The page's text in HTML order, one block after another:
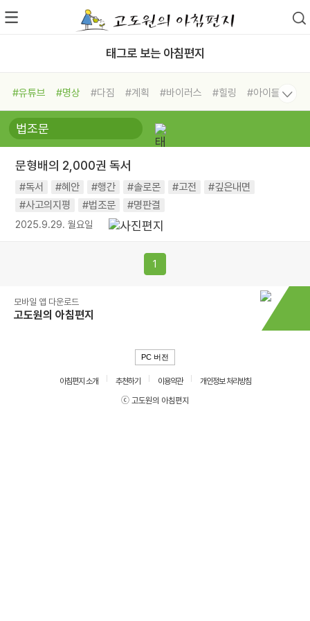
태그로 보는 아침편지
#유튜브 #명상 #다짐 #계획 #바이러스 #힐링
#아이들
#비전캠프
#독서캠프 #삶
#희망
#나눔 #친구 #링컨학교
#독서
#건강 #면역력
문형배의 2,000권 독서
#독서 #혜안 #행간 #솔로몬 #고전
#깊은내면
#사고의지평
#법조문 #명판결
2025.9.29. 월요일
1
모바일 앱 다운로드
고도원의 아침편지
PC 버전
아침편지 소개 추천하기 이용약관
개인정보 처리방침
ⓒ 고도원의 아침편지